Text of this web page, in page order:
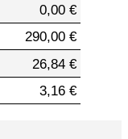
0,00 €
290,00 €
26,84 €
3,16 €